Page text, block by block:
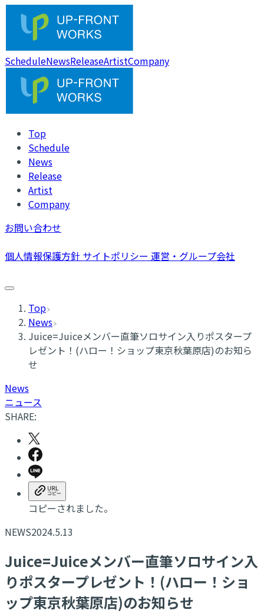
ScheduleNewsReleaseArtistCompany
Top
Schedule
News
Release
Artist
Company
お問い合わせ
個人情報保護方針 サイトポリシー 運営・グループ会社
Top
News
Juice=Juiceメンバー直筆ソロサイン入りポスタープ
レゼント！(ハロー！ショップ東京秋葉原店)のお知ら
せ
News
ニュース
SHARE:
コピーされました。
NEWS2024.5.13
Juice=Juiceメンバー直筆ソロサイン入
りポスタープレゼント！(ハロー！ショ
ップ東京秋葉原店)のお知らせ